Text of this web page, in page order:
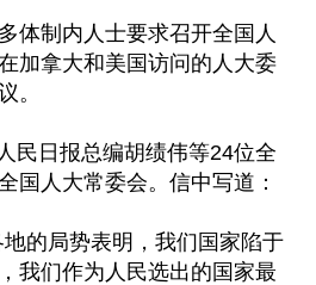
体制内人士要求召开全国人
加拿大和美国访问的人大委
。
民日报总编胡绩伟等24位全
国人大常委会。信中写道：
的局势表明，我们国家陷于
我们作为人民选出的国家最